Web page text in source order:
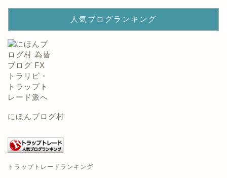
人気ブログランキング
にほんブログ村
トラップトレードランキング